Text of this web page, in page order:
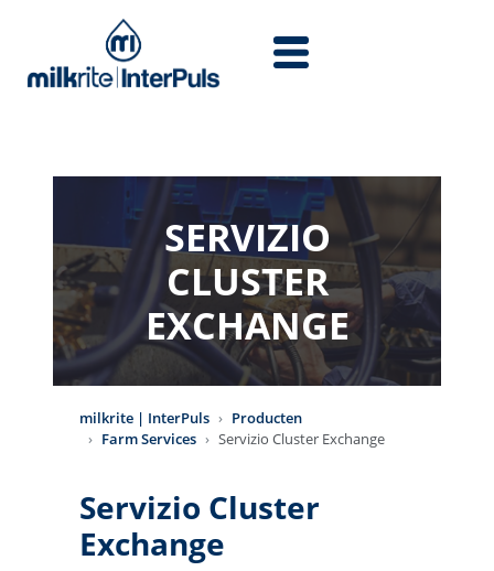
SERVIZIO
CLUSTER
EXCHANGE
milkrite | InterPuls
Producten
Farm Services
Servizio Cluster Exchange
Servizio Cluster
Exchange